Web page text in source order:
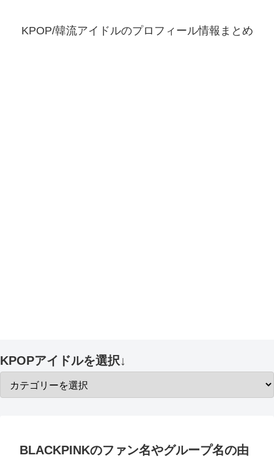
KPOP/韓流アイドルのプロフィール情報まとめ
KPOPアイドルを選択↓
BLACKPINKのファン名やグループ名の由